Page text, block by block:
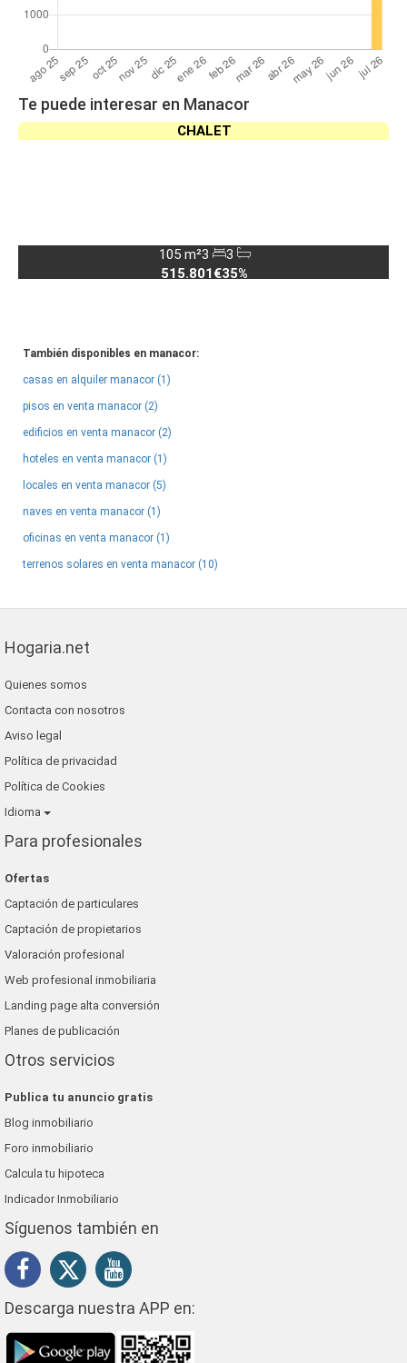
Te puede interesar en Manacor
CHALET
105 m²3
3
515.801€35%
También disponibles en manacor:
casas en alquiler manacor (1)
pisos en venta manacor (2)
edificios en venta manacor (2)
hoteles en venta manacor (1)
locales en venta manacor (5)
naves en venta manacor (1)
oficinas en venta manacor (1)
terrenos solares en venta manacor (10)
Hogaria.net
Quienes somos
Contacta con nosotros
Aviso legal
Política de privacidad
Política de Cookies
Idioma
Para profesionales
Ofertas
Captación de particulares
Captación de propietarios
Valoración profesional
Web profesional inmobiliaria
Landing page alta conversión
Planes de publicación
Otros servicios
Publica tu anuncio gratis
Blog inmobiliario
Foro inmobiliario
Calcula tu hipoteca
Indicador Inmobiliario
Síguenos también en
Descarga nuestra APP en: